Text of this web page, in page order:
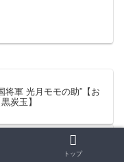
将軍 光月モモの助”【お
炭玉】
トップ